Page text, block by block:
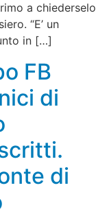
a chiederselo
“E’ un
in […]
FB
di
di